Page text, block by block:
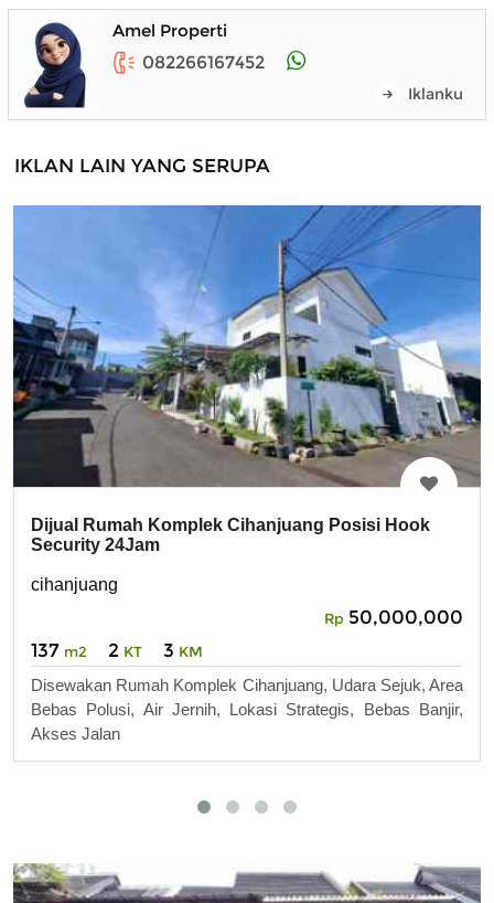
Amel Properti
082266167452
Iklanku
IKLAN LAIN YANG SERUPA
Dijual Rumah Komplek Cihanjuang Posisi Hook
Security 24Jam
cihanjuang
Rp 50,000,000
137 m2 2 KT 3 KM
Disewakan Rumah Komplek Cihanjuang, Udara Sejuk, Area
Bebas Polusi, Air Jernih, Lokasi Strategis, Bebas Banjir,
Akses Jalan